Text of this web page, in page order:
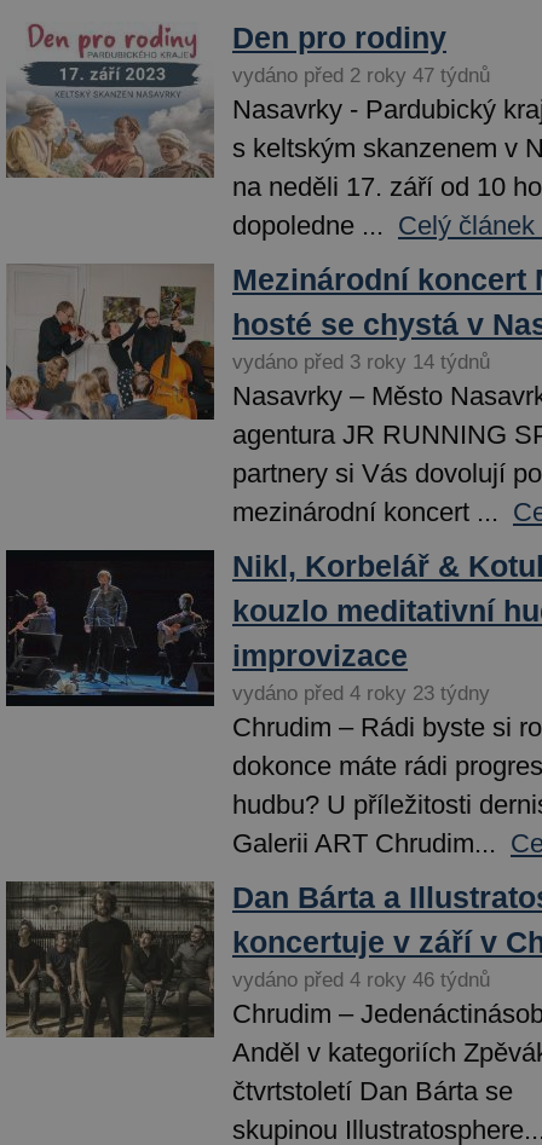
Den pro rodiny
vydáno před 2 roky 47 týdnů
Nasavrky - Pardubický
s keltským skanzenem v
na neděli 17. září od 10
dopoledne ... Celý článek
Mezinárodní koncert
hosté se chystá v
vydáno před 3 roky 14 týdnů
Nasavrky – Město
agentura JR RUNNING
partnery si Vás dovolují
mezinárodní koncert ...
Nikl, Korbelář &
kouzlo meditativní
improvizace
vydáno před 4 roky 23 týdny
Chrudim – Rádi byste si
dokonce máte rádi
hudbu? U příležitosti
Galerii ART Chrudim...
Dan Bárta a
koncertuje v září v
vydáno před 4 roky 46 týdnů
Chrudim –
Anděl v kategoriích
čtvrtstoletí Dan Bárta se
skupinou